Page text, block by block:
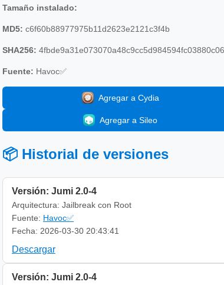
Tamaño instalado:
MD5: c6f60b88977975b11d2623e2121c3f4b
SHA256:
Fuente: Havoc✅
Agregar a Cydia
Agregar a Sileo
📦 Historial de versiones
Versión: Jumi 2.0-4
Arquitectura: Jailbreak con Root
Fuente: Havoc✅
Fecha: 2026-03-30 20:43:41
Descargar
Versión: Jumi 2.0-4